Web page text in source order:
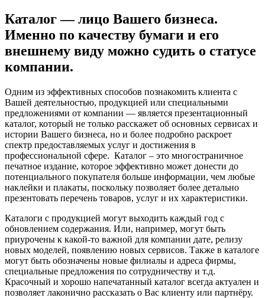
Каталог — лицо Вашего бизнеса.
Именно по качеству бумаги и его
внешнему виду можно судить о статусе
компании.
Одним из эффективных способов познакомить клиента с
Вашей деятельностью, продукцией или специальными
предложениями от компании — является презентационный
каталог, который не только расскажет об основных сервисах и
истории Вашего бизнеса, но и более подробно раскроет
спектр предоставляемых услуг и достижения в
профессиональной сфере. Каталог – это многостраничное
печатное издание, которое эффективно может донести до
потенциального покупателя больше информации, чем любые
наклейки и плакаты, поскольку позволяет более детально
презентовать перечень товаров, услуг и их характеристики.
Каталоги с продукцией могут выходить каждый год с
обновлением содержания. Или, например, могут быть
приурочены к какой-то важной для компании дате, релизу
новых моделей, появлению новых сервисов. Также в каталоге
могут быть обозначены новые филиалы и адреса фирмы,
специальные предложения по сотрудничеству и т.д.
Красочный и хорошо напечатанный каталог всегда актуален и
позволяет лаконично рассказать о Вас клиенту или партнёру.